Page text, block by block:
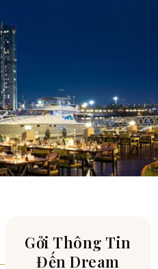
Gởi Thông Tin
Đến Dream